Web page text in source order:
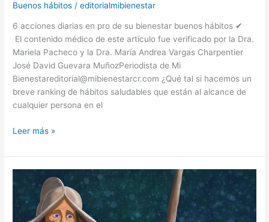
Buenos hábitos /editorialmibienestar
6 acciones diarias en pro de su bienestar buenos hábitos ✔
El contenido médico de este artículo fue verificado por la Dra.
Mariela Pacheco y la Dra. María Andrea Vargas Charpentier
José David Guevara MuñozPeriodista de Mi
Bienestareditorial@mibienestarcr.com ¿Qué tal si hacemos un
breve ranking de hábitos saludables que están al alcance de
cualquier persona en el
Leer más »
Quijote
y
Sancho